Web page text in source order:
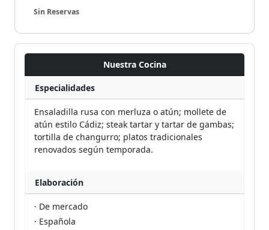
Sin Reservas
Nuestra Cocina
Especialidades
Ensaladilla rusa con merluza o atún; mollete de
atún estilo Cádiz; steak tartar y tartar de gambas;
tortilla de changurro; platos tradicionales
renovados según temporada.
Elaboración
· De mercado
· Española